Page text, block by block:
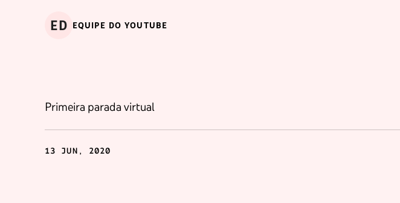
ED EQUIPE DO YOUTUBE
Primeira parada virtual
13 JUN, 2020